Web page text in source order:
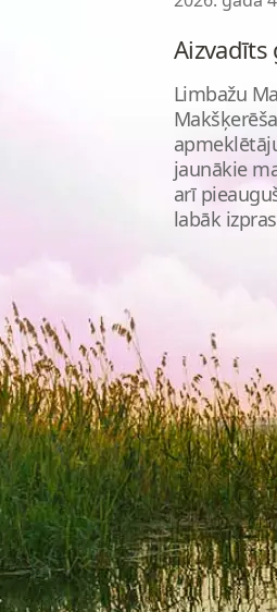
Aizvadīts
Limbažu
jaunākie
arī
labāk